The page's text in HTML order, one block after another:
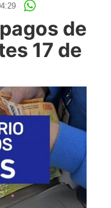
de
17 de